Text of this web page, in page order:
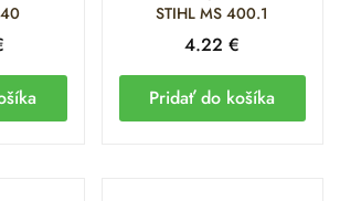
doplnky
(Najlepšia voľba pre stabilitu
STIHL MS 400.1
4.22€
Pridať do košíka